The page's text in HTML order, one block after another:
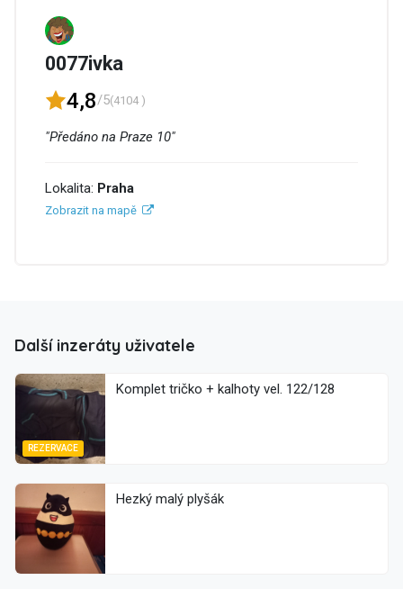
0077ivka
4,8/5(4104 )
"Předáno na Praze 10"
Lokalita: Praha
Zobrazit na mapě
Další inzeráty uživatele
REZERVACE
Komplet tričko + kalhoty vel. 122/128
Hezký malý plyšák